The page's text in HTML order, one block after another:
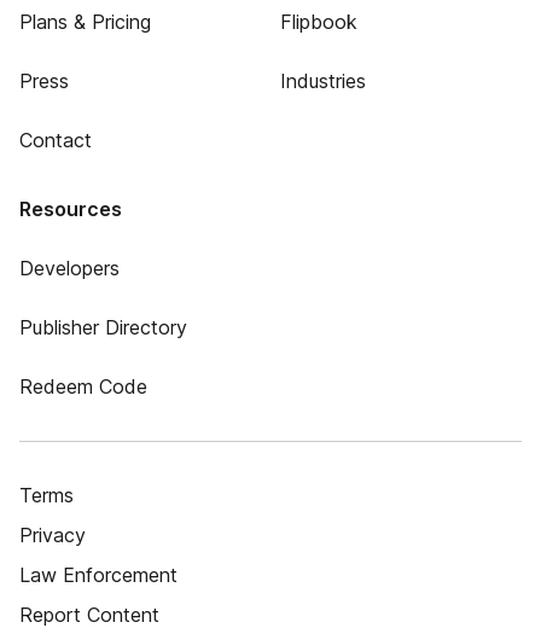
Plans & Pricing
Press
Contact
Flipbook
Industries
Resources
Developers
Publisher Directory
Redeem Code
Terms
Privacy
Law Enforcement
Report Content